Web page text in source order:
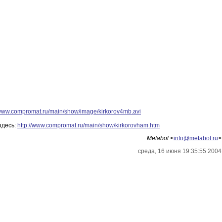
main/show/image/kirkorov4mb.avi
http://www.compromat.ru/main/show/kirkorovham.htm
Metabot<info@metabot.ru>
среда, 16 июня 19:35:55 2004